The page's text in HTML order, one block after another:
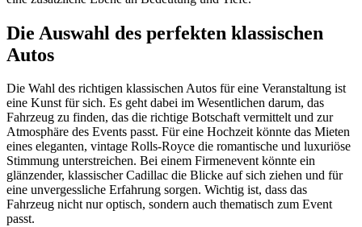
Die Auswahl des perfekten klassischen
Autos
Die Wahl des richtigen klassischen Autos für eine Veranstaltung ist
eine Kunst für sich. Es geht dabei im Wesentlichen darum, das
Fahrzeug zu finden, das die richtige Botschaft vermittelt und zur
Atmosphäre des Events passt. Für eine Hochzeit könnte das Mieten
eines eleganten, vintage Rolls-Royce die romantische und luxuriöse
Stimmung unterstreichen. Bei einem Firmenevent könnte ein
glänzender, klassischer Cadillac die Blicke auf sich ziehen und für
eine unvergessliche Erfahrung sorgen. Wichtig ist, dass das
Fahrzeug nicht nur optisch, sondern auch thematisch zum Event
passt.